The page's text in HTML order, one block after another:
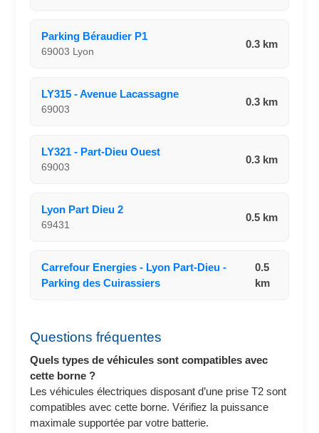
Parking Béraudier P1
69003 Lyon
0.3 km
LY315 - Avenue Lacassagne
69003
0.3 km
LY321 - Part-Dieu Ouest
69003
0.3 km
Lyon Part Dieu 2
69431
0.5 km
Carrefour Energies - Lyon Part-Dieu -
Parking des Cuirassiers
0.5
km
Questions fréquentes
Quels types de véhicules sont compatibles avec
cette borne ?
Les véhicules électriques disposant d’une prise T2 sont
compatibles avec cette borne. Vérifiez la puissance
maximale supportée par votre batterie.